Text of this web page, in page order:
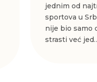
jednim od
sportova u
nije bio samo
strasti već